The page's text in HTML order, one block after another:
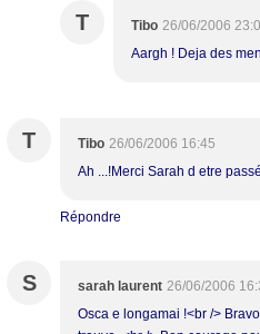
T Tibo 26/06/2006
Aargh ! Deja des
T Tibo 26/06/2006 16:45
Ah ...!Merci Sarah d etre
Répondre
S sarah laurent 26/06/2006
Osca e longamai !<br />